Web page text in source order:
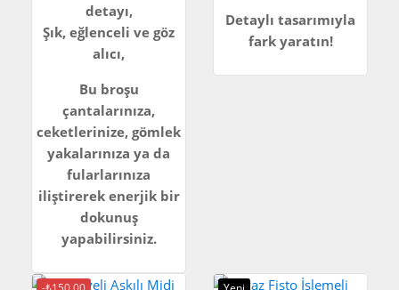
detayı,
Şık, eğlenceli ve göz
alıcı,
Bu broşu
çantalarınıza,
ceketlerinize, gömlek
yakalarınıza ya da
fularlarınıza
iliştirerek enerjik bir
dokunuş
yapabilirsiniz.
Detaylı tasarımıyla
fark yaratın!